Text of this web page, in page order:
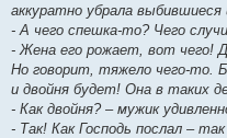
аккуратно убрала выбившиеся
- А чего спешка-то? Чего
- Жена его рожает, вот чего!
Но говорит, тяжело чего-то.
и двойня будет! Она в таких
- Как двойня? – мужик
- Так! Как Господь послал –